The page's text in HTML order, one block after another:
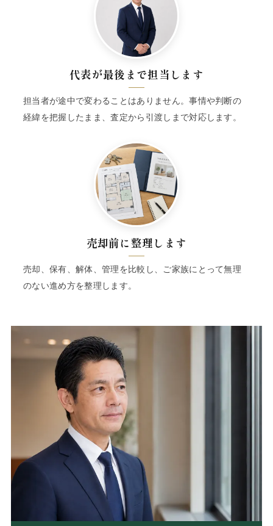
代表が最後まで担当します
担当者が途中で変わることはありません。事情や判断の
経緯を把握したまま、査定から引渡しまで対応します。
売却前に整理します
売却、保有、解体、管理を比較し、ご家族にとって無理
のない進め方を整理します。